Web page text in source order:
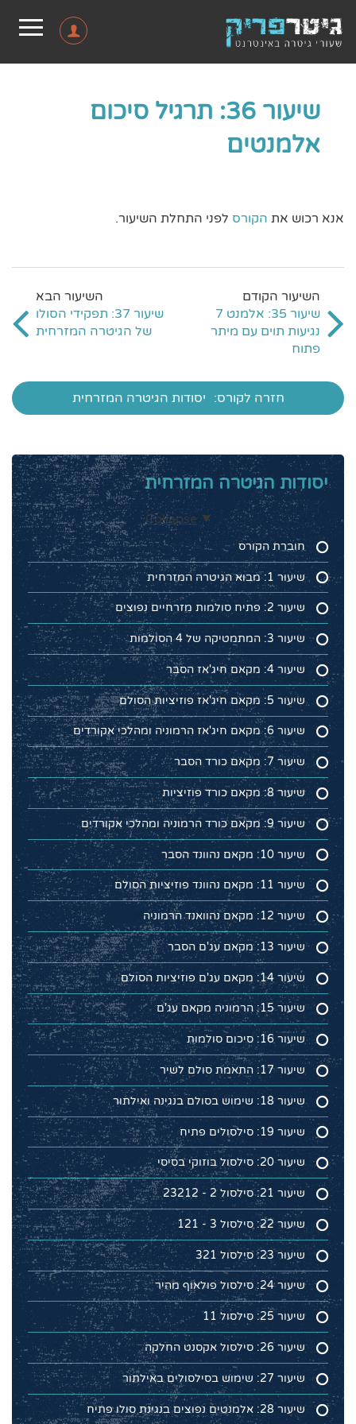
שיעור 36: תרגיל סיכום
אלמנטים
אנא רכוש את הקורס לפני התחלת השיעור.
שיעור 35: אלמנט 7
נגיעות תוים עם מיתר
פתוח
שיעור 37: תפקידי הסולו
של הגיטרה המזרחית
חזרה לקורס: יסודות הגיטרה המזרחית
יסודות הגיטרה המזרחית
Collapse
חוברת הקורס
שיעור 1: מבוא הגיטרה המזרחית
שיעור 2: פתיח סולמות מזרחיים נפוצים
שיעור 3: המתמטיקה של 4 הסולמות
שיעור 4: מקאם חיג'אז הסבר
שיעור 5: מקאם חיג'אז פוזיציות הסולם
שיעור 6: מקאם חיג'אז הרמוניה ומהלכי אקורדים
שיעור 7: מקאם כורד הסבר
שיעור 8: מקאם כורד פוזיציות
שיעור 9: מקאם כורד הרמוניה ומהלכי אקורדים
שיעור 10: מקאם נהוונד הסבר
שיעור 11: מקאם נהוונד פוזיציות הסולם
שיעור 12: מקאם נהוואנד הרמוניה
שיעור 13: מקאם עג'ם הסבר
שיעור 14: מקאם עג'ם פוזיציות הסולם
שיעור 15: הרמוניה מקאם עג'ם
שיעור 16: סיכום סולמות
שיעור 17: התאמת סולם לשיר
שיעור 18: שימוש בסולם בנגינה ואילתור
שיעור 19: סילסולים פתיח
שיעור 20: סילסול בוזוקי בסיסי
שיעור 21: סילסול 2 - 23212
שיעור 22: סילסול 3 - 121
שיעור 23: סילסול 321
שיעור 24: סילסול פולאוף מהיר
שיעור 25: סילסול 11
שיעור 26: סילסול אקסנט החלקה
שיעור 27: שימוש בסילסולים באילתור
שיעור 28: אלמנטים נפוצים בנגינת סולו פתיח